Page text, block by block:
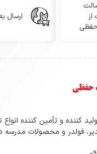
حفظی
ارسال
کننده و تأمین کننده
فولدر و محصولات مدرسه